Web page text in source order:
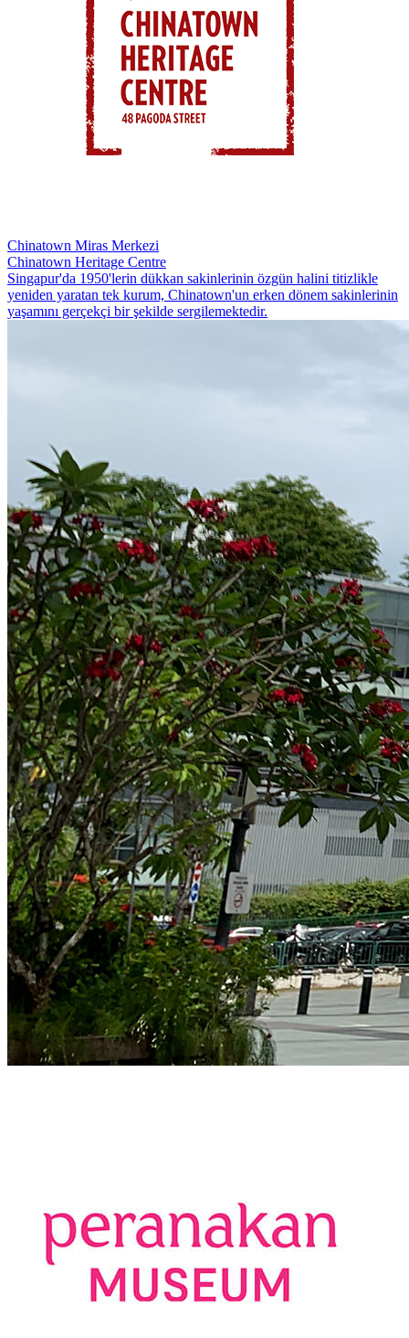
Chinatown Miras Merkezi
Chinatown Heritage Centre
Singapur'da 1950'lerin dükkan sakinlerinin özgün halini titizlikle
yeniden yaratan tek kurum, Chinatown'un erken dönem sakinlerinin
yaşamını gerçekçi bir şekilde sergilemektedir.